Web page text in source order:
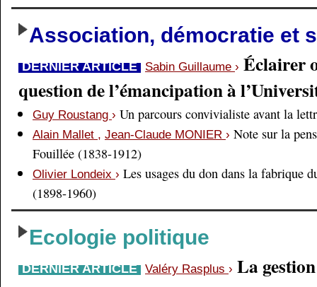
Association, démocratie et
DERNIER ARTICLE Sabin Guillaume › Éclairer
question de l’émancipation à
Guy Roustang › Un parcours convivialiste avant la
Alain Mallet , Jean-Claude MONIER › Note sur la
Fouillée (1838-1912)
Olivier Londeix › Les usages du don dans la fabrique
(1898-1960)
Ecologie politique
DERNIER ARTICLE Valéry Rasplus › La